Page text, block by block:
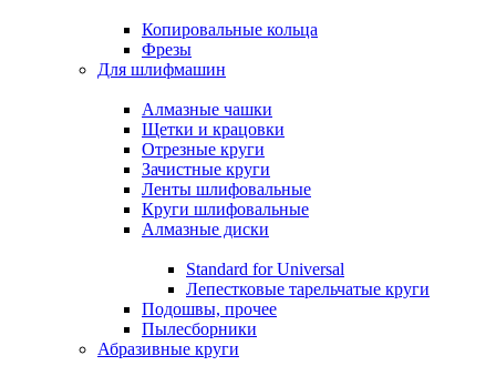
Копировальные кольца
Фрезы
Для шлифмашин
Алмазные чашки
Щетки и крацовки
Отрезные круги
Зачистные круги
Ленты шлифовальные
Круги шлифовальные
Алмазные диски
Standard for Universal
Лепестковые тарельчатые круги
Подошвы, прочее
Пылесборники
Абразивные круги